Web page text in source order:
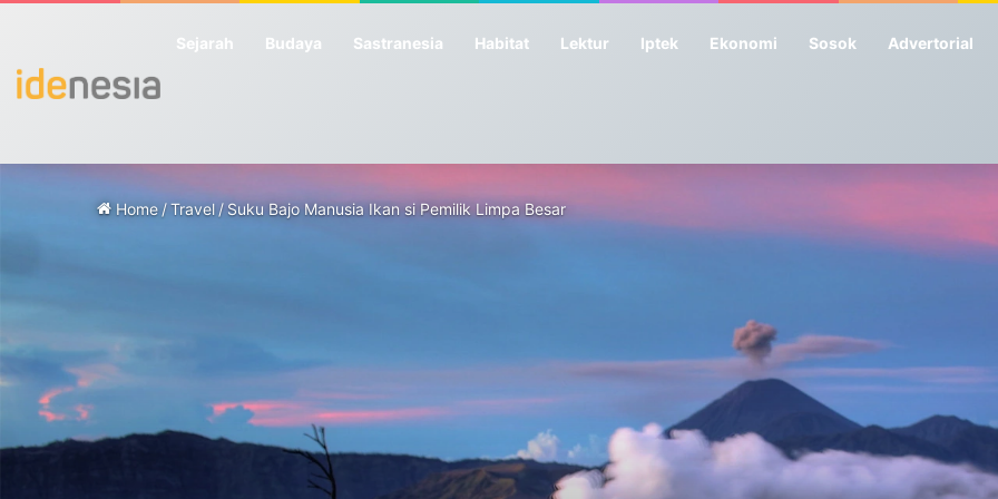
Sejarah Budaya Sastranesia Habitat Lektur Iptek Ekonomi Sosok Advertorial
Home /Travel /Suku Bajo Manusia Ikan si Pemilik Limpa Besar